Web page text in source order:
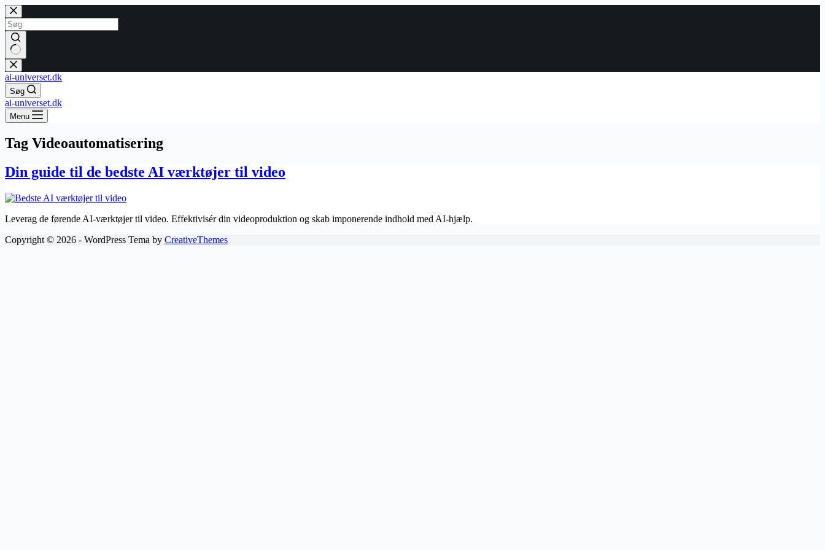
Fortsæt
til
indhold
Ingen
resultater
ai-universet.dk
Søg
ai-universet.dk
Menu
Tag Videoautomatisering
Din guide til de bedste AI værktøjer til video
Leverag de førende AI-værktøjer til video. Effektivisér din videoproduktion og skab imponerende indhold med AI-hjælp.
Copyright © 2026 - WordPress Tema by CreativeThemes